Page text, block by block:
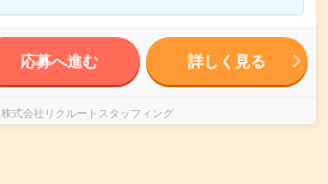
応募へ進む 詳しく見る
株式会社リクルートスタッフィング